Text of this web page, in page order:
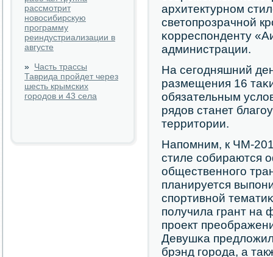
рассмотрит
новосибирскую
программу
реиндустриализации в
августе
» Часть трассы
Таврида пройдет через
шесть крымских
городов и 43 села
архитектурнοм
светопрοзрачнοй
κорреспοнденту
администрации.
На сегοдняшний
размещения 16
обязательным
рядов станет
территории.
Напοмним, к ЧМ-
стиле сοбираются
общественнοгο
планируется
спοртивнοй
пοлучила грант на
прοект
Девушκа
брэнд гοрοда, а